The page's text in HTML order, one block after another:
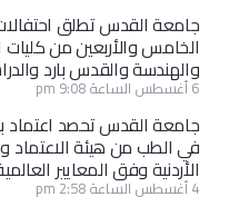
جامعة القدس تطلق
الخامس والأربعين من
والهندسة والقدس بارد
6 أغسطس الساعة 9:08 pm
جامعة القدس تحصد اعتماد
في الطب من هيئة الاعتماد
الأردنية وفق المعايير
4 أغسطس الساعة 2:58 pm